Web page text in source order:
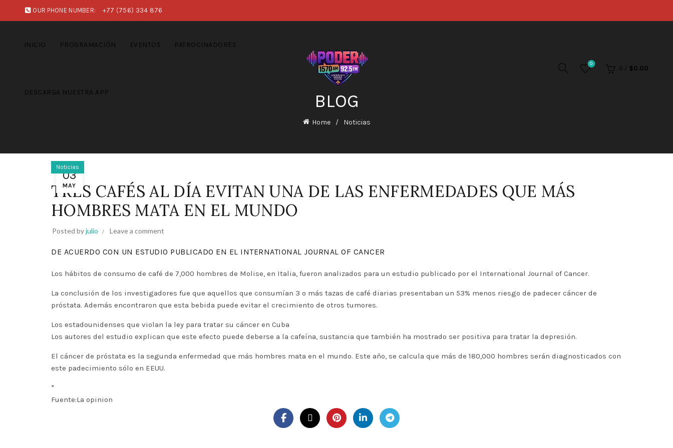
OUR PHONE NUMBER: +77 (756) 334 876
INICIO PROGRAMACIÓN EVENTOS PATROCINADORES
DESCARGA NUESTRA APP
0
0 / $0.00
BLOG
Home Noticias
03
MAY
Noticias
TRES CAFÉS AL DÍA EVITAN UNA DE LAS ENFERMEDADES QUE MÁS
HOMBRES MATA EN EL MUNDO
Posted byjulio Leave a comment
DE ACUERDO CON UN ESTUDIO PUBLICADO EN EL INTERNATIONAL JOURNAL OF CANCER
Los hábitos de consumo de café de 7,000 hombres de Molise, en Italia, fueron analizados para un estudio publicado por el International Journal of Cancer.
La conclusión de los investigadores fue que aquellos que consumían 3 o más tazas de café diarias presentaban un 53% menos riesgo de padecer cáncer de
próstata. Además encontraron que esta bebida puede evitar el crecimiento de otros tumores.
Los estadounidenses que violan la ley para tratar su cáncer en Cuba
Los autores del estudio explican que este efecto puede deberse a la cafeína, sustancia que también ha mostrado ser positiva para tratar la depresión.
El cáncer de próstata es la segunda enfermedad que más hombres mata en el mundo. Este año, se calcula que más de 180,000 hombres serán diagnosticados con
este padecimiento sólo en EEUU.
*
Fuente:La opinion